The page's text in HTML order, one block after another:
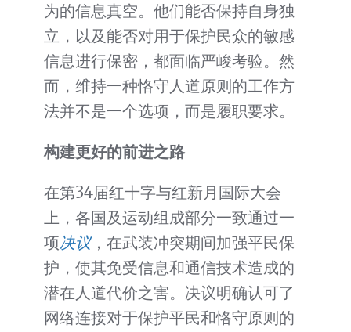
为的信息真空。他们能否保持自身独
立，以及能否对用于保护民众的敏感
信息进行保密，都面临严峻考验。然
而，维持一种恪守人道原则的工作方
法并不是一个选项，而是履职要求。
构建更好的前进之路
在第34届红十字与红新月国际大会
上，各国及运动组成部分一致通过一
项决议，在武装冲突期间加强平民保
护，使其免受信息和通信技术造成的
潜在人道代价之害。决议明确认可了
网络连接对于保护平民和恪守原则的